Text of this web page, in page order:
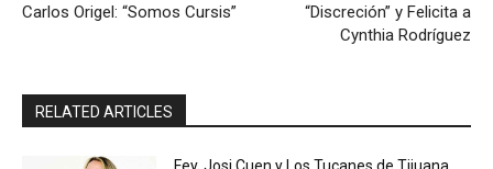
Carlos Origel: “Somos Cursis”
“Discreción” y Felicita a
Cynthia Rodríguez
RELATED ARTICLES
Fey, Josi Cuen y Los Tucanes de Tijuana